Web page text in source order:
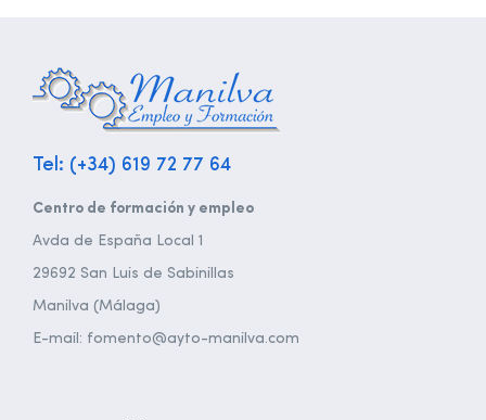
Tel: (+34) 619 72 77 64
Centro de formación y empleo
Avda de España Local 1
29692 San Luis de Sabinillas
Manilva (Málaga)
E-mail: fomento@ayto-manilva.com